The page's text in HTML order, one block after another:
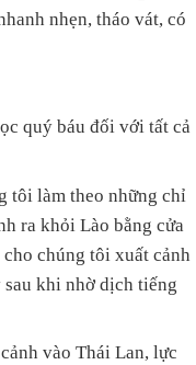
nhẹn, tháo vát, có
quý báu đối với tất cả
tôi làm theo những chỉ
ra khỏi Lào bằng cửa
chúng tôi xuất cảnh
khi nhờ dịch tiếng
vào Thái Lan, lực